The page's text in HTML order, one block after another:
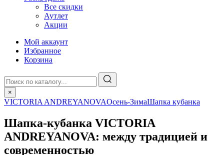
Все скидки
Аутлет
Акции
Мой аккаунт
Избранное
Корзина
×
VICTORIA ANDREYANOVAОсень-ЗимаШапка кубанка
Шапка‑кубанка VICTORIA
ANDREYANOVA: между традицией и
современностью